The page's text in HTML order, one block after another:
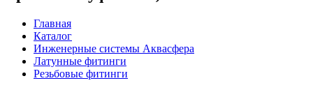
Главная
Каталог
Инженерные системы Аквасфера
Латунные фитинги
Резьбовые фитинги